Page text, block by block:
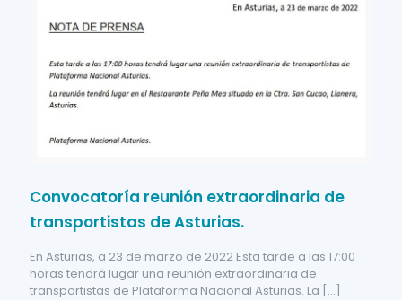
Convocatoría reunión extraordinaria de
transportistas de Asturias.
En Asturias, a 23 de marzo de 2022 Esta tarde a las 17:00
horas tendrá lugar una reunión extraordinaria de
transportistas de Plataforma Nacional Asturias. La […]